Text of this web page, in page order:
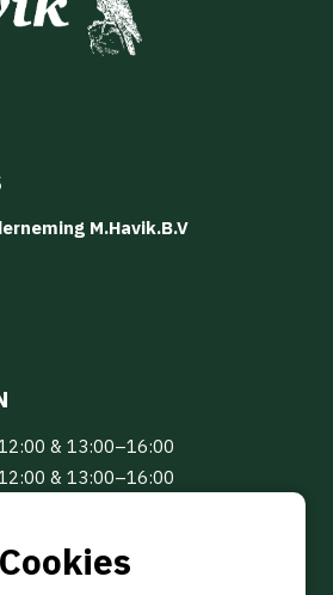
M.Havik.B.V
& 13:00–16:00
& 13:00–16:00
& 13:00–16:00
Cookies